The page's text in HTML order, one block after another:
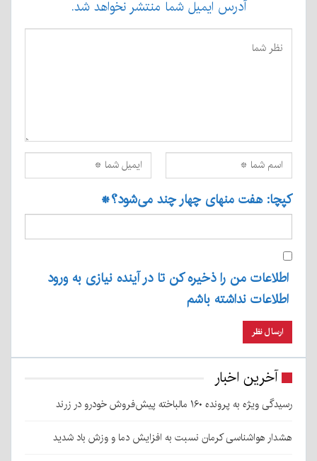
آدرس ایمیل شما منتشر نخواهد شد.
کپچا: هفت منهای چهار چند می‌شود؟*
اطلاعات من را ذخیره کن تا در آینده نیازی به ورود
اطلاعات نداشته باشم
آخرین اخبار
رسیدگی ویژه به پرونده ۱۶۰ مالباخته پیش‌فروش خودرو در زرند
هشدار هواشناسی کرمان نسبت به افزایش دما و وزش باد شدید